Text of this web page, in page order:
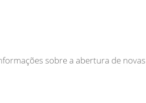
sobre a abertura de